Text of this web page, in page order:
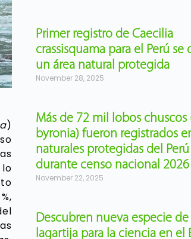
)
Primer registro de Caecilia
crassisquama para el Perú se
un área natural protegida
November 28, 2025
Más de 72 mil lobos chuscos
byronia) fueron registrados
naturales protegidas del Perú
durante censo nacional 2026
November 22, 2025
Descubren nueva especie de
lagartija para la ciencia en el